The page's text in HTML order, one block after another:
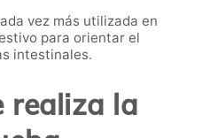
vez más utilizada en
para orientar el
intestinales.
realiza la